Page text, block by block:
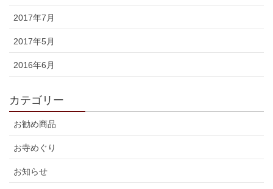
2017年7月
2017年5月
2016年6月
カテゴリー
お勧め商品
お寺めぐり
お知らせ